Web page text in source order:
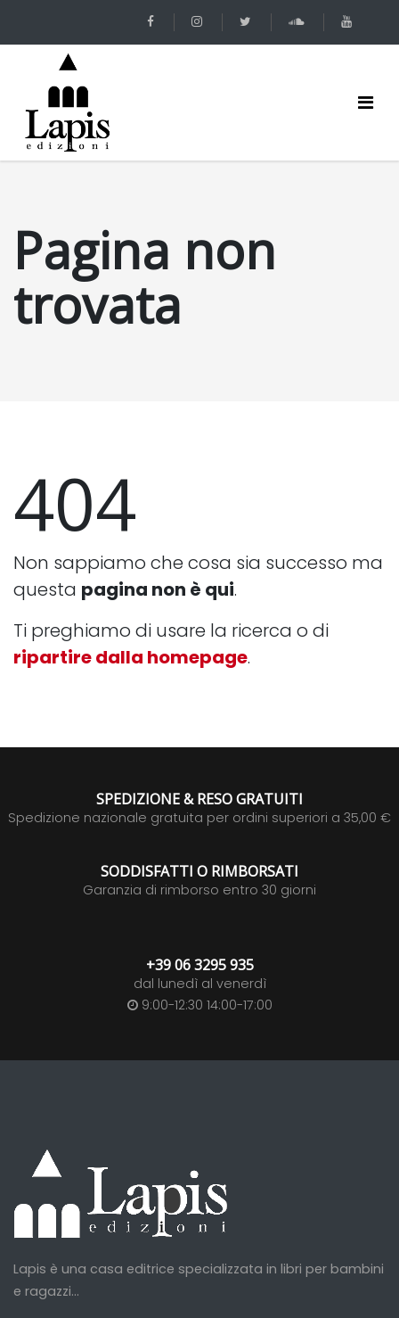
Pagina non
trovata
404
Non sappiamo che cosa sia successo ma
questa pagina non è qui.
Ti preghiamo di usare la ricerca o di
ripartire dalla homepage.
SPEDIZIONE & RESO GRATUITI
Spedizione nazionale gratuita per ordini superiori a 35,00 €
SODDISFATTI O RIMBORSATI
Garanzia di rimborso entro 30 giorni
+39 06 3295 935
dal lunedì al venerdì
9:00-12:30 14:00-17:00
Lapis è una casa editrice specializzata in libri per bambini
e ragazzi...